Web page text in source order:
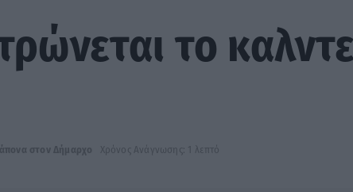
το
στον Δήμαρχο Χρόνος Ανάγνωσης: 1 λεπτό